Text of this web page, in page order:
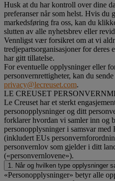
Husk at du har kontroll over dine
preferanser når som helst. Hvis du
markedsføring fra oss, kan du
slutten av alle nyhetsbrev eller
Vennligst vær forsikret om at vi
tredjepartsorganisasjoner for deres
har gitt tillatelse.
For eventuelle opplysninger eller
personvernrettigheter, kan du
privacy@lecreuset.com.
LE CREUSET
Le Creuset har et sterkt
personopplysninger og ditt
forklarer hvordan vi samler inn og
personopplysninger i samsvar
(inkludert EUs
personvernlov som gjelder i ditt
(«personvernlovene»).
1. Når og hvilken type opplysninger
«Personopplysninger» betyr alle